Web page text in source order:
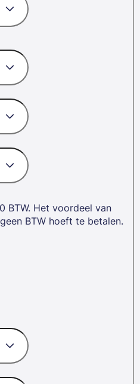
BTW. Het voordeel van
BTW hoeft te betalen.